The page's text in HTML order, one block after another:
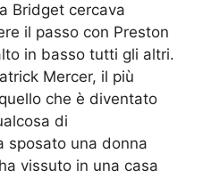
Bridget cercava
il passo con Preston
in basso tutti gli altri.
Mercer, il più
che è diventato
di
sposato una donna
vissuto in una casa